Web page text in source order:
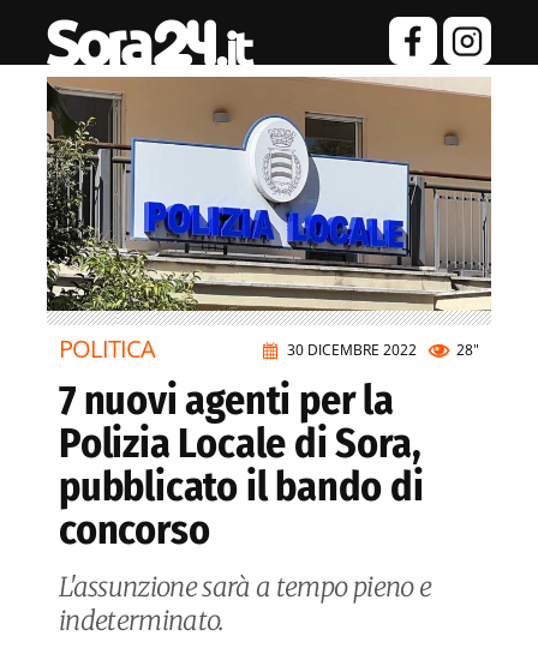
30 DICEMBRE 2022 28"
POLITICA
7 nuovi agenti per la
Polizia Locale di Sora,
pubblicato il bando di
concorso
L'assunzione sarà a tempo pieno e
indeterminato.